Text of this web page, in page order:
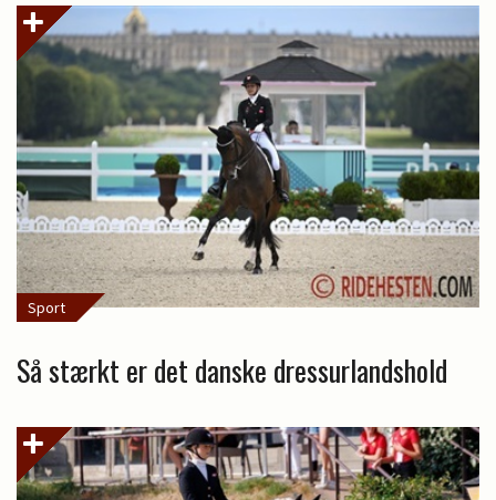
Sport
Så stærkt er det danske dressurlandshold